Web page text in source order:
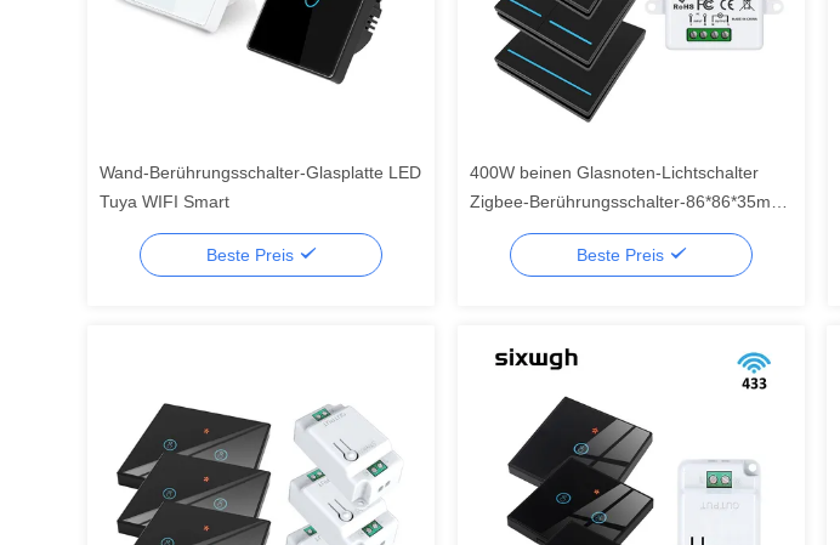
Wand-Berührungsschalter-Glasplatte LED
Tuya WIFI Smart
Beste Preis
400W beinen Glasnoten-Lichtschalter
Zigbee-Berührungsschalter-86*86*35mm
Beste Preis